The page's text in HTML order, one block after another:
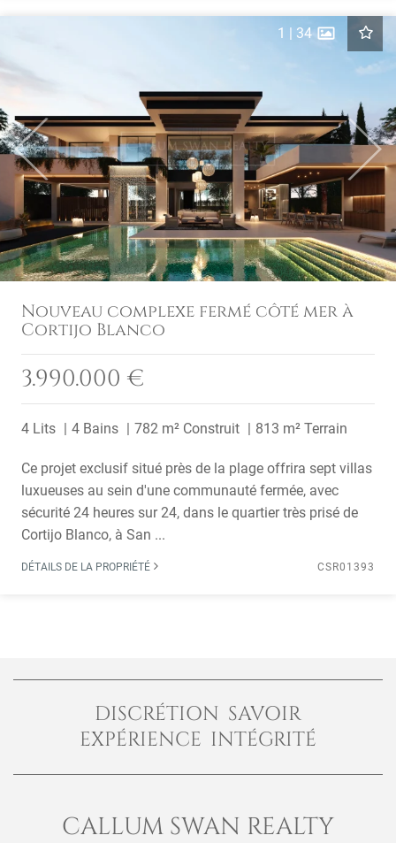
Previous Next
1 | 34
Nouveau complexe fermé côté mer à
Cortijo Blanco
3.990.000 €
4 Lits 4 Bains 782 m² Construit 813 m² Terrain
Ce projet exclusif situé près de la plage offrira sept villas
luxueuses au sein d'une communauté fermée, avec
sécurité 24 heures sur 24, dans le quartier très prisé de
Cortijo Blanco, à San ...
DÉTAILS DE LA PROPRIÉTÉ CSR01393
DISCRÉTION SAVOIR
EXPÉRIENCE INTÉGRITÉ
CALLUM SWAN REALTY